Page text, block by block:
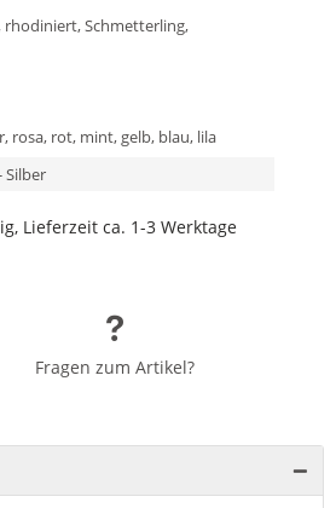
rhodiniert, Schmetterling,
rosa, rot, mint, gelb, blau, lila
Silber
Lieferzeit ca. 1-3 Werktage
Fragen zum Artikel?